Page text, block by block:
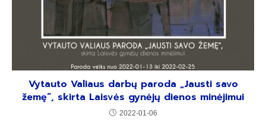
Vytauto Valiaus darbų paroda „Jausti savo
žemę“, skirta Laisvės gynėjų dienos minėjimui
2022-01-06